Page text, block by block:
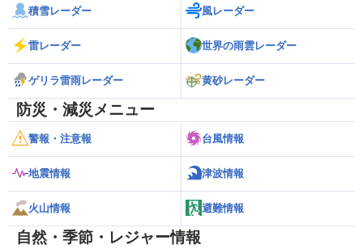
積雪レーダー 風レーダー
雷レーダー 世界の雨雲レーダー
ゲリラ雷雨レーダー 黄砂レーダー
防災・減災メニュー
警報・注意報 台風情報
地震情報 津波情報
火山情報 避難情報
自然・季節・レジャー情報